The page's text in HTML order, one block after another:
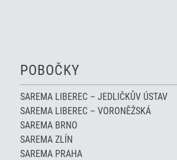
POBOČKY
SAREMA LIBEREC – JEDLIČKŮV ÚSTAV
SAREMA LIBEREC – VORONĚŽSKÁ
SAREMA BRNO
SAREMA ZLÍN
SAREMA PRAHA